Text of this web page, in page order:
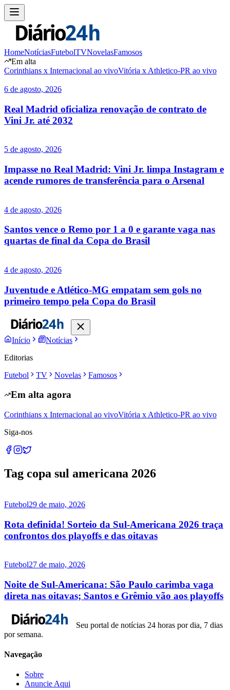
HomeNotíciasFutebolTVNovelasFamosos
Em alta
Corinthians x Internacional ao vivoVitória x Athletico-PR ao vivo
6 de agosto, 2026
Real Madrid oficializa renovação de contrato de
Vini Jr. até 2032
5 de agosto, 2026
Impasse no Real Madrid: Vini Jr. limpa Instagram e
acende rumores de transferência para o Arsenal
4 de agosto, 2026
Santos vence o Remo por 1 a 0 e garante vaga nas
quartas de final da Copa do Brasil
4 de agosto, 2026
Juventude e Atlético-MG empatam sem gols no
primeiro tempo pela Copa do Brasil
Início
Notícias
Editorias
Futebol
TV Novelas Famosos
Em alta agora
Corinthians x Internacional ao vivoVitória x Athletico-PR ao vivo
Siga-nos
Tag copa sul americana 2026
Futebol29 de maio, 2026
Rota definida! Sorteio da Sul-Americana 2026 traça
confrontos dos playoffs e das oitavas
Futebol27 de maio, 2026
Noite de Sul-Americana: São Paulo carimba vaga
direta nas oitavas; Santos e Grêmio vão aos playoffs
Seu portal de notícias 24 horas por dia, 7 dias
por semana.
Navegação
Sobre
Anuncie Aqui